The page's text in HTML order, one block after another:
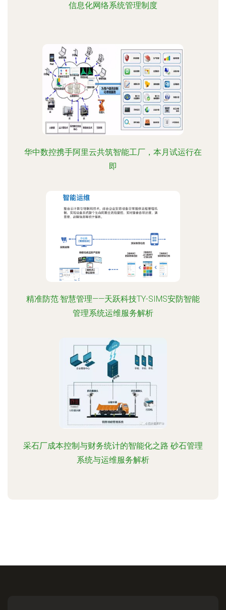
信息化网络系统管理制度
华中数控携手阿里云共筑智能工厂，本月试运行在
即
精准防范·智慧管理——天跃科技TY-SIMS安防智能
管理系统运维服务解析
采石厂成本控制与财务统计的智能化之路 砂石管理
系统与运维服务解析